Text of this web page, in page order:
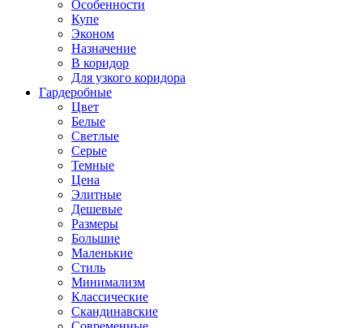
Особенности
Купе
Эконом
Назначение
В коридор
Для узкого коридора
Гардеробные
Цвет
Белые
Светлые
Серые
Темные
Цена
Элитные
Дешевые
Размеры
Большие
Маленькие
Стиль
Минимализм
Классические
Скандинавские